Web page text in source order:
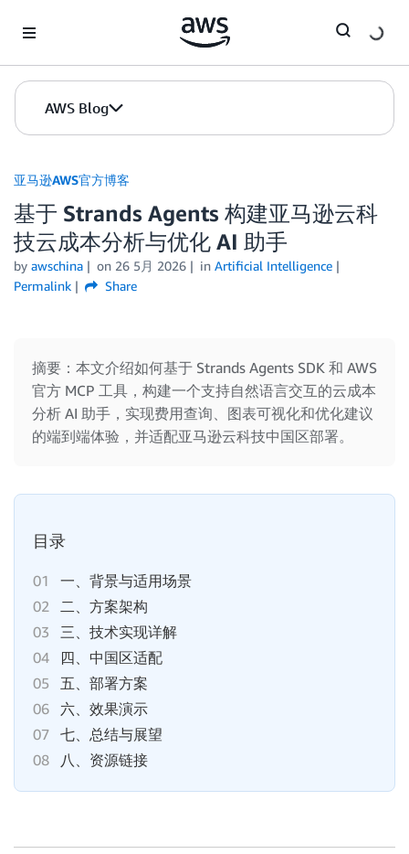
AWS Blog
亚马逊AWS官方博客
基于 Strands Agents 构建亚马逊云科
技云成本分析与优化 AI 助手
by awschina on 26 5月 2026 in Artificial Intelligence
Permalink
Share
摘要：本文介绍如何基于 Strands Agents SDK 和 AWS
官方 MCP 工具，构建一个支持自然语言交互的云成本
分析 AI 助手，实现费用查询、图表可视化和优化建议
的端到端体验，并适配亚马逊云科技中国区部署。
目录
01
一、背景与适用场景
02 二、方案架构
03
三、技术实现详解
04
四、中国区适配
05
五、部署方案
06
六、效果演示
07 七、总结与展望
08
八、资源链接